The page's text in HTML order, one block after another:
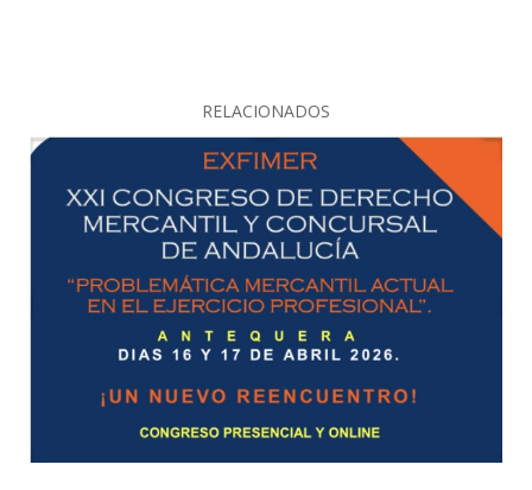
RELACIONADOS